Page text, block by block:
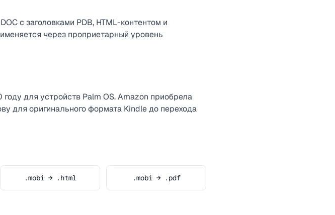
с заголовками PDB, HTML-контентом и
через проприетарный уровень
для устройств Palm OS. Amazon приобрела
для оригинального формата Kindle до перехода
.mobi → .html .mobi → .pdf